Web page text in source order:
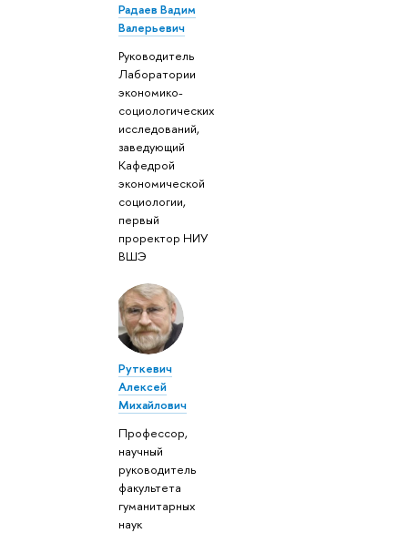
Радаев Вадим
Валерьевич
Руководитель
Лаборатории
экономико-
социологических
исследований,
заведующий
Кафедрой
экономической
социологии,
первый
проректор НИУ
ВШЭ
Руткевич
Алексей
Михайлович
Профессор,
научный
руководитель
факультета
гуманитарных
наук